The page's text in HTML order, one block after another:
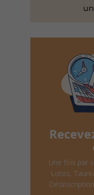
Une fois par
Lotos,